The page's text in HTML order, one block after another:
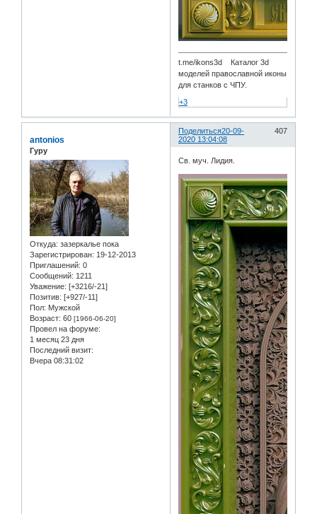
t.me/ikons3d Каталог 3d
моделей православной иконы
для станков с ЧПУ.
+3
Поделиться 407
20-09-
2020 13:04:08
antonios
Гуру
Откуда: зазеркалье пока
Зарегистрирован: 19-12-2013
Приглашений: 0
Сообщений: 1211
Уважение: [+3216/-21]
Позитив: [+927/-11]
Пол: Мужской
Возраст: 60 [1966-06-20]
Провел на форуме:
1 месяц 23 дня
Последний визит:
Вчера 08:31:02
Св. муч. Лидия.